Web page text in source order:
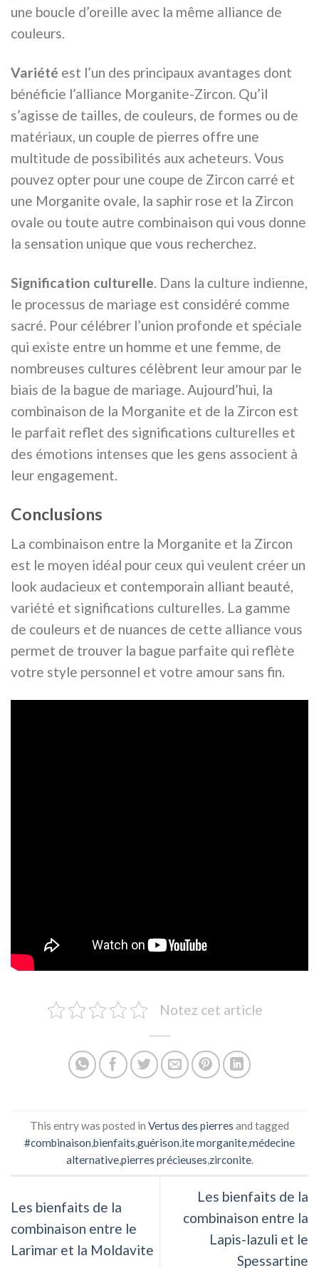
une boucle d’oreille avec la même alliance de
couleurs.
Variété est l’un des principaux avantages dont
bénéficie l’alliance Morganite-Zircon. Qu’il
s’agisse de tailles, de couleurs, de formes ou de
matériaux, un couple de pierres offre une
multitude de possibilités aux acheteurs. Vous
pouvez opter pour une coupe de Zircon carré et
une Morganite ovale, la saphir rose et la Zircon
ovale ou toute autre combinaison qui vous donne
la sensation unique que vous recherchez.
Signification culturelle. Dans la culture indienne,
le processus de mariage est considéré comme
sacré. Pour célébrer l’union profonde et spéciale
qui existe entre un homme et une femme, de
nombreuses cultures célèbrent leur amour par le
biais de la bague de mariage. Aujourd’hui, la
combinaison de la Morganite et de la Zircon est
le parfait reflet des significations culturelles et
des émotions intenses que les gens associent à
leur engagement.
Conclusions
La combinaison entre la Morganite et la Zircon
est le moyen idéal pour ceux qui veulent créer un
look audacieux et contemporain alliant beauté,
variété et significations culturelles. La gamme
de couleurs et de nuances de cette alliance vous
permet de trouver la bague parfaite qui reflète
votre style personnel et votre amour sans fin.
Notez cet article
This entry was posted in Vertus des pierres and tagged
#combinaison,bienfaits,guérison,ite morganite,médecine
alternative,pierres précieuses,zirconite.
Les bienfaits de la
combinaison entre le
Larimar et la Moldavite
Les bienfaits de la
combinaison entre la
Lapis-lazuli et le
Spessartine